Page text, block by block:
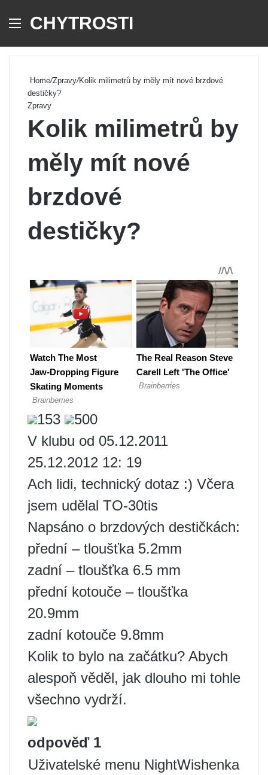
Menu
CHYTROSTI
Home/Zpravy/Kolik milimetrů by měly mít nové brzdové
destičky?
Zpravy
Kolik milimetrů by
měly mít nové
brzdové
destičky?
153
500
V klubu od 05.12.2011
25.12.2012 12: 19
Ach lidi, technický dotaz :) Včera
jsem udělal TO-30tis
Napsáno o brzdových destičkách:
přední – tloušťka 5.2mm
zadní – tloušťka 6.5 ​​mm
přední kotouče – tloušťka
20.9mm
zadní kotouče 9.8mm
Kolik to bylo na začátku? Abych
alespoň věděl, jak dlouho mi tohle
všechno vydrží.
odpověď 1
Uživatelské menu NightWishenka